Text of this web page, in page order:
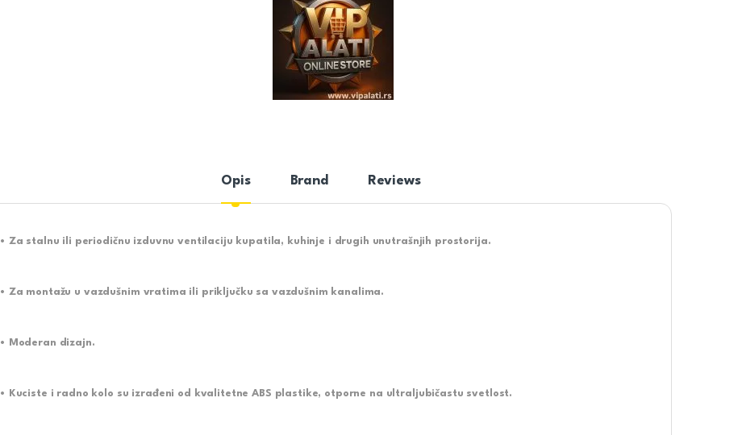
Opis Brand Reviews
• Za stalnu ili periodičnu izduvnu ventilaciju kupatila, kuhinje i drugih unutrašnjih prostorija.
• Za montažu u vazdušnim vratima ili priključku sa vazdušnim kanalima.
• Moderan dizajn.
• Kuciste i radno kolo su izrađeni od kvalitetne ABS plastike, otporne na ultraljubičastu svetlost.